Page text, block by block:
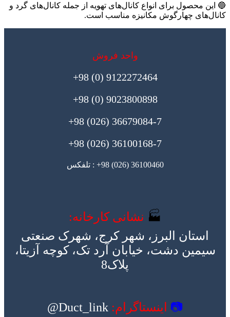
🔵 این محصول برای انواع کانال‌های تهویه از جمله کانال‌های گرد و
کانال‌های چهارگوش مکانیزه مناسب است.
واحد فروش
9122272464 (0) 98+
9023800898 (0) 98+
36679084-7 (026) 98+
36100168-7 (026) 98+
36100460 (026) 98+ : تلفکس
🏭 نشانی کارخانه:
استان البرز، شهر کرج، شهرک صنعتی
سیمین دشت، خیابان آرد تک، کوچه آزیتا،
پلاک8
📷 اینستاگرام: